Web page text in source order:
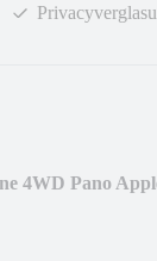
4WD Pano